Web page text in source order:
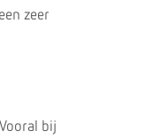
zeer
bij